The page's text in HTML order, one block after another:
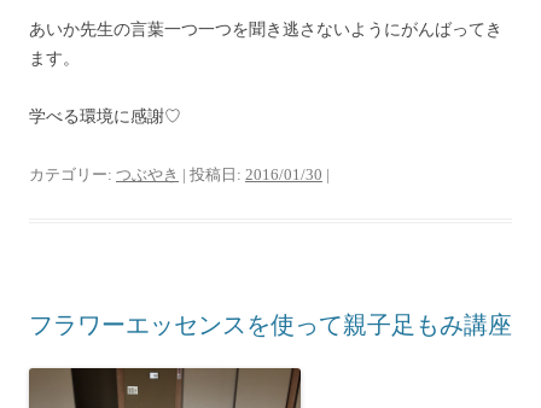
あいか先生の言葉一つ一つを聞き逃さないようにがんばってき
ます。
学べる環境に感謝♡
カテゴリー: つぶやき | 投稿日: 2016/01/30 |
フラワーエッセンスを使って親子足もみ講座